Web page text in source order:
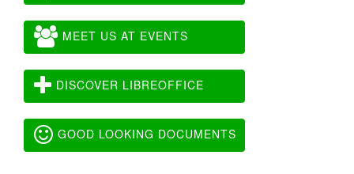
MEET US AT EVENTS
DISCOVER LIBREOFFICE
GOOD LOOKING DOCUMENTS